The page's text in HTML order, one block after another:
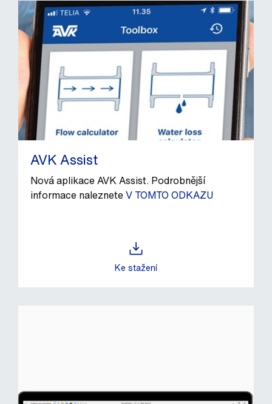
AVK Assist
Nová aplikace AVK Assist. Podrobnější
informace nalezneteV TOMTO ODKAZU
Ke stažení